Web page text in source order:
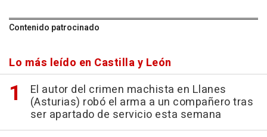
Contenido patrocinado
Lo más leído en Castilla y León
El autor del crimen machista en Llanes
(Asturias) robó el arma a un compañero tras
ser apartado de servicio esta semana